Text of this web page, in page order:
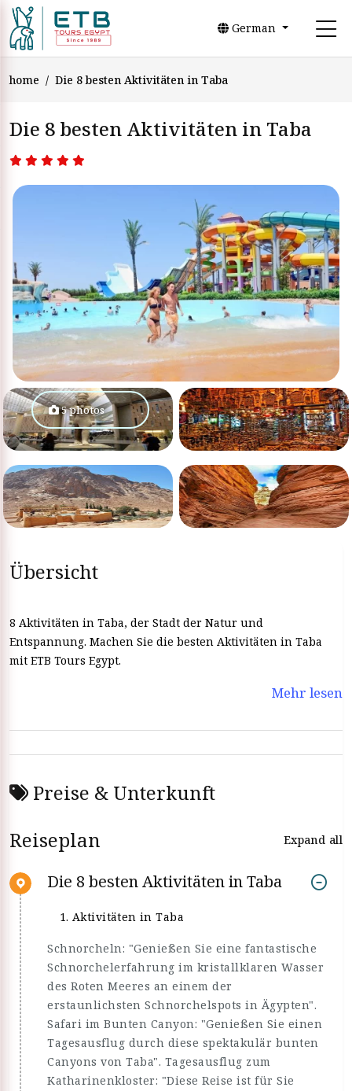
German
home Die 8 besten Aktivitäten in Taba
Die 8 besten Aktivitäten in Taba
5 photos
Übersicht
8 Aktivitäten in Taba, der Stadt der Natur und
Entspannung. Machen Sie die besten Aktivitäten in Taba
mit ETB Tours Egypt.
Mehr lesen
Preise & Unterkunft
Reiseplan
Expand all
Die 8 besten Aktivitäten in Taba
Aktivitäten in Taba
Schnorcheln: "Genießen Sie eine fantastische
Schnorchelerfahrung im kristallklaren Wasser
des Roten Meeres an einem der
erstaunlichsten Schnorchelspots in Ägypten".
Safari im Bunten Canyon: "Genießen Sie einen
Tagesausflug durch diese spektakulär bunten
Canyons von Taba". Tagesausflug zum
Katharinenkloster: "Diese Reise ist für Sie